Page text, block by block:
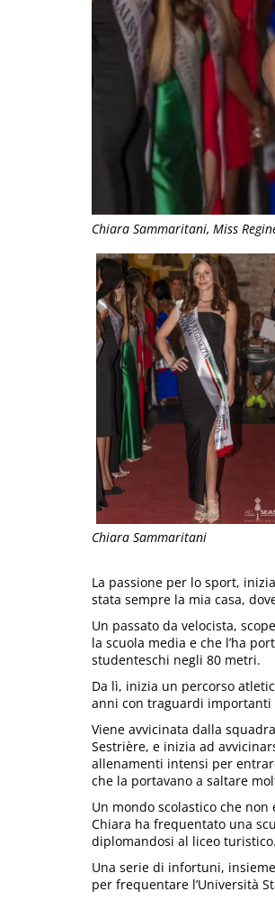
Chiara Sammaritani, Miss
Chiara Sammaritani
La passione per lo sport,
stata sempre la mia casa,
Un passato da velocista,
la scuola media e che l’ha
studenteschi negli 80 metri.
Da lì, inizia un percorso
anni con traguardi importanti
Viene avvicinata dalla
Sestrière, e inizia ad
allenamenti intensi per
che la portavano a saltare
Un mondo scolastico che
Chiara ha frequentato una
diplomandosi al liceo turistico.
Una serie di infortuni,
per frequentare l’Università